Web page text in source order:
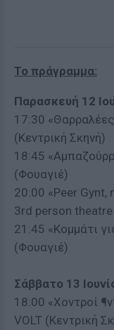
Το πράγραμμα:
Παρασκευή 12
17:30
(Κεντρική Σκηνή)
18:45
(Φουαγιέ)
20:00 «Peer Gynt,
3rd person theatre
21:45 «Κομμάτι
(Φουαγιέ)
Σάββατο 13
18:00 «Χοντροί
VOLT (Κεντρική